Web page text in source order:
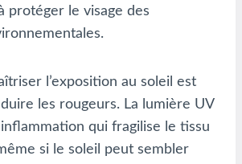
protéger le visage des
l’exposition au soleil est
les rougeurs. La lumière UV
qui fragilise le tissu
si le soleil peut sembler